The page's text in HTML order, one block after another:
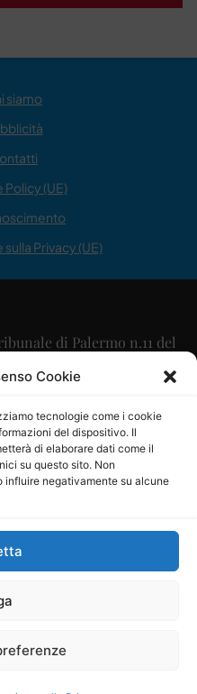
Cookie
tecnologie come i cookie
del dispositivo. Il
di elaborare dati come il
su questo sito. Non
influire negativamente su alcune
siamo
Policy (UE)
Privacy (UE)
di Palermo n.11 del
Scaglione
Maria Calabrese
Cooperativa a r.l. è
di Comunicazione al
srl–info@ladigitale.it